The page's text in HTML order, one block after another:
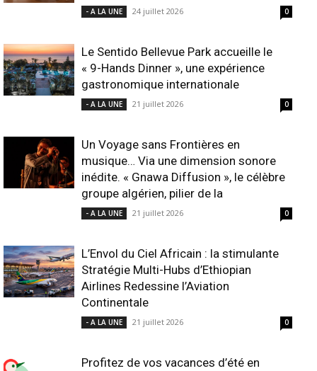
- A LA UNE 24 juillet 2026 0
Le Sentido Bellevue Park accueille le
« 9-Hands Dinner », une expérience
gastronomique internationale
- A LA UNE 21 juillet 2026 0
Un Voyage sans Frontières en
musique… Via une dimension sonore
inédite. « Gnawa Diffusion », le célèbre
groupe algérien, pilier de la
- A LA UNE 21 juillet 2026 0
L’Envol du Ciel Africain : la stimulante
Stratégie Multi-Hubs d’Ethiopian
Airlines Redessine l’Aviation
Continentale
- A LA UNE 21 juillet 2026 0
Profitez de vos vacances d’été en